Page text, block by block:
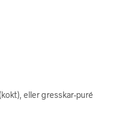
eller gresskar-puré